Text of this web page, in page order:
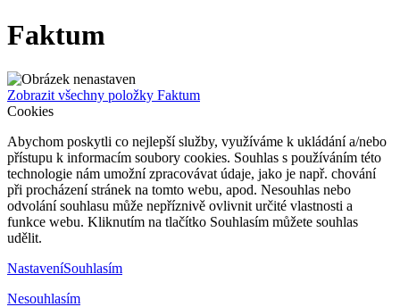
Faktum
Zobrazit všechny položky Faktum
Cookies
Abychom poskytli co nejlepší služby, využíváme k ukládání a/nebo
přístupu k informacím soubory cookies. Souhlas s používáním této
technologie nám umožní zpracovávat údaje, jako je např. chování
při procházení stránek na tomto webu, apod. Nesouhlas nebo
odvolání souhlasu může nepříznivě ovlivnit určité vlastnosti a
funkce webu. Kliknutím na tlačítko Souhlasím můžete souhlas
udělit.
NastaveníSouhlasím
Nesouhlasím